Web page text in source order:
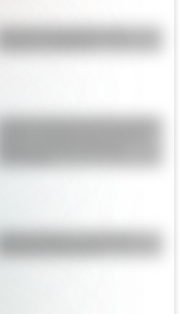
Bandera de Ecuador para
colorear e imprimir
La gran hazaña del Cruce de los
Duda resuelta: ¿es el Truco